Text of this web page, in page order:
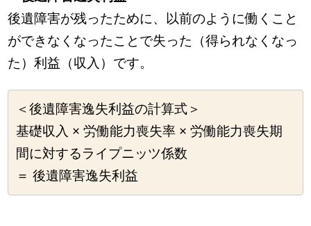
後遺障害が残ったために、以前のように働くこと
ができなくなったことで失った（得られなくなっ
た）利益（収入）です。
＜後遺障害逸失利益の計算式＞
基礎収入 × 労働能力喪失率 × 労働能力喪失期
間に対するライプニッツ係数
＝ 後遺障害逸失利益